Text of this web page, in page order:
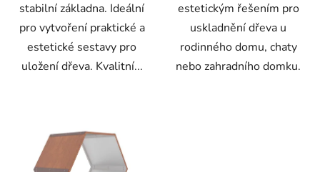
stabilní základna. Ideální
pro vytvoření praktické a
estetické sestavy pro
uložení dřeva. Kvalitní...
estetickým řešením pro
uskladnění dřeva u
rodinného domu, chaty
nebo zahradního domku.